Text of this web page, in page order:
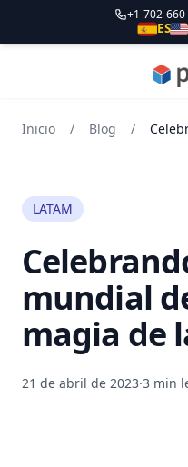
+1-702-
ES
Inicio / Blog /
LATAM
mundial
magia de
21 de abril de 2023·3 min